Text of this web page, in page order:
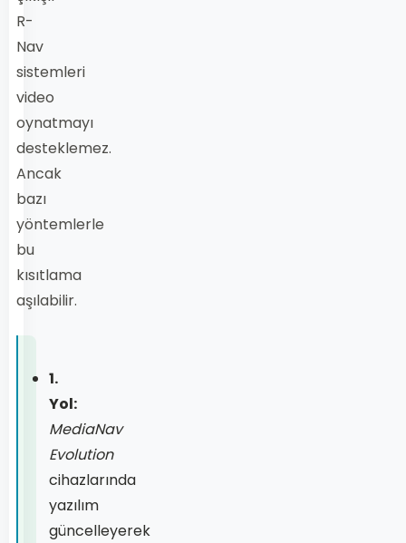
R-
Nav
sistemleri
video
oynatmayı
desteklemez.
Ancak
bazı
yöntemlerle
bu
kısıtlama
aşılabilir.
1.
Yol:
MediaNav
Evolution
cihazlarında
yazılım
güncelleyerek